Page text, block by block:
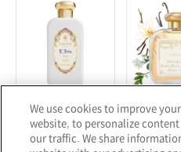
サンタ・マリア・ノヴェッラ
ボディミルク アイリス
¥10,450
サンタ・マリア
オーデコロン バ
¥24,310
We use cookies to improve
website, to personalize
our traffic. We share